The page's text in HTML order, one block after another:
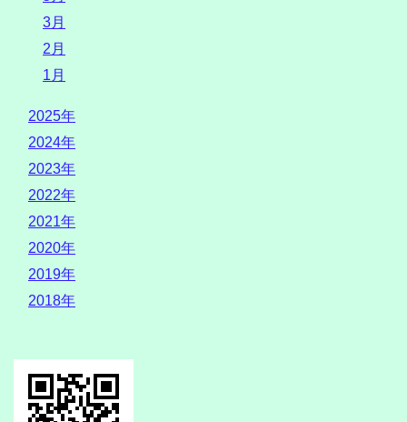
3月
2月
1月
2025年
2024年
2023年
2022年
2021年
2020年
2019年
2018年